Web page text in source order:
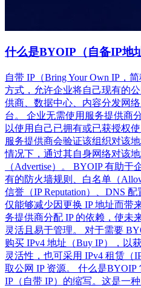
什么是BYOIP（自备IP地
自带 IP（Bring Your Own IP，
方式，允许企业将自己现有的
供商、数据中心、内容分发网
台。 企业无需使用服务提供商
以使用自己已拥有或已获授权
服务提供商会验证该组织对该
情况下，通过其自身网络对该
（Advertise）。 BYOIP 有助
有的防火墙规则、白名单（
信誉（IP Reputation）、DNS
仅能够减少因更换 IP 地址而带
务提供商分配 IP 的依赖，使未
灵活且易于管理。 对于需要
购买 IPv4 地址（Buy IP），以
灵活性，也可采用 IPv4 租赁（
取公网 IP 资源。 什么是BYOIP
IP（自带 IP）的缩写。这是一